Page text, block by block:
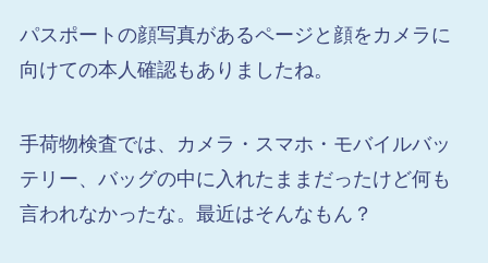
パスポートの顔写真があるページと顔をカメラに
向けての本人確認もありましたね。
手荷物検査では、カメラ・スマホ・モバイルバッ
テリー、バッグの中に入れたままだったけど何も
言われなかったな。最近はそんなもん？